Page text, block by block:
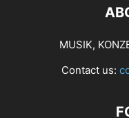
MUSIK,
Contact us: